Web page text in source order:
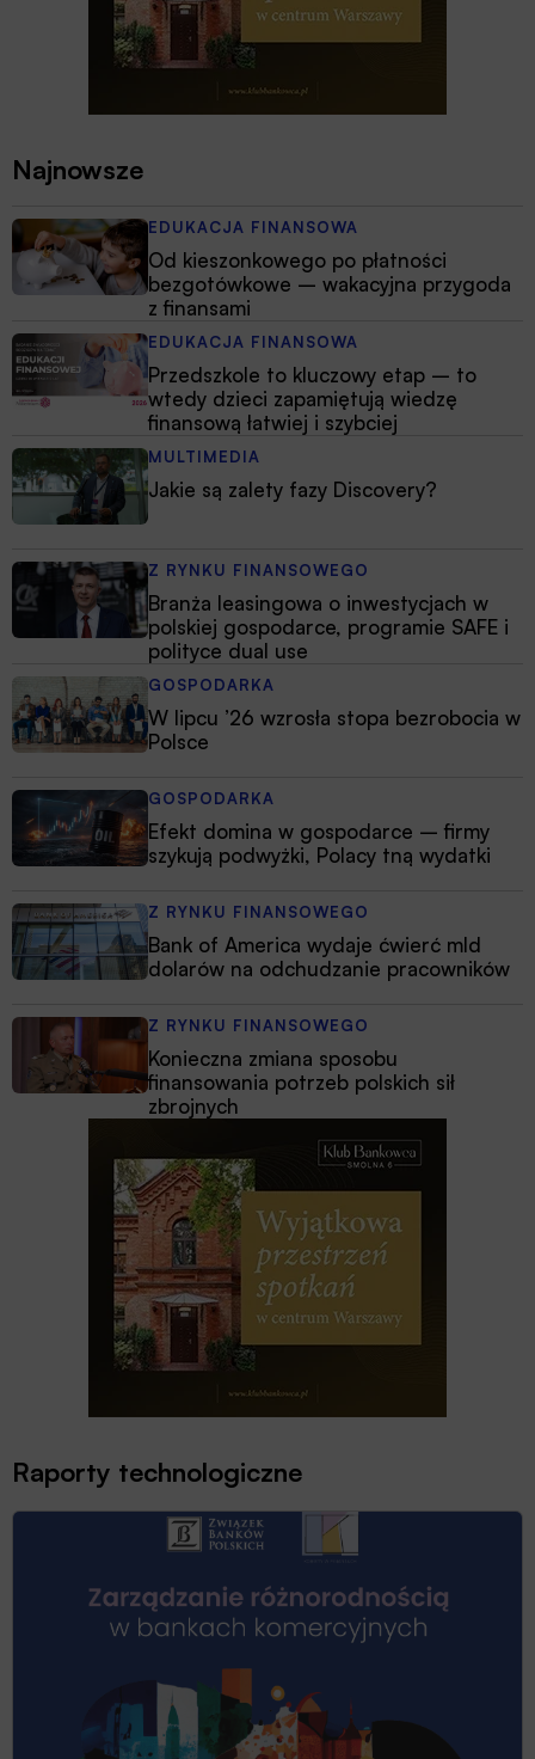
Najnowsze
EDUKACJA FINANSOWA
Od kieszonkowego po płatności
bezgotówkowe – wakacyjna przygoda
z finansami
EDUKACJA FINANSOWA
Przedszkole to kluczowy etap – to
wtedy dzieci zapamiętują wiedzę
finansową łatwiej i szybciej
MULTIMEDIA
Jakie są zalety fazy Discovery?
Z RYNKU FINANSOWEGO
Branża leasingowa o inwestycjach w
polskiej gospodarce, programie SAFE i
polityce dual use
GOSPODARKA
W lipcu ’26 wzrosła stopa bezrobocia w
Polsce
GOSPODARKA
Efekt domina w gospodarce – firmy
szykują podwyżki, Polacy tną wydatki
Z RYNKU FINANSOWEGO
Bank of America wydaje ćwierć mld
dolarów na odchudzanie pracowników
Z RYNKU FINANSOWEGO
Konieczna zmiana sposobu
finansowania potrzeb polskich sił
zbrojnych
Raporty technologiczne